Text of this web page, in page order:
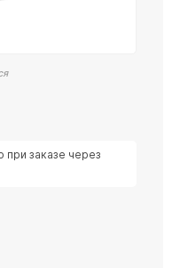
при заказе через